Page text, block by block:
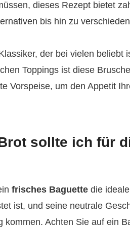
dieses Rezept bietet
bis hin zu
der bei vielen beliebt
Toppings ist diese
Vorspeise, um den Appetit
sollte ich für
frisches Baguette die
ist, und seine neutrale
Achten Sie auf ein